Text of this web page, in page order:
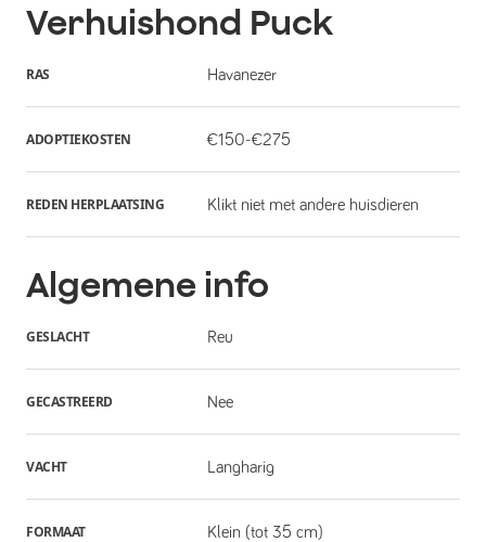
Verhuishond Puck
RAS Havanezer
ADOPTIEKOSTEN €150-€275
REDEN HERPLAATSING Klikt niet met andere huisdieren
Algemene info
GESLACHT Reu
GECASTREERD Nee
VACHT Langharig
FORMAAT Klein (tot 35 cm)